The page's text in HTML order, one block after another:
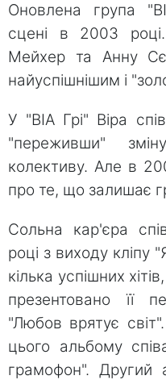
Оновлена ​​група
сцені в 2003
Мейхер та Анну
найуспішнішим і
У "ВІА Грі" Віра
"переживши"
колективу. Але в
про те, що залишає
Сольна кар'єра
році з виходу кліпу
кілька успішних
презентовано її
"Любов врятує
цього альбому
грамофон". Другий